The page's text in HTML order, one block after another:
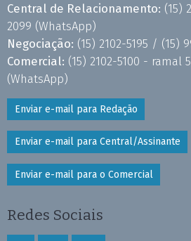
Central de Relacionamento: (15)
2099 (WhatsApp)
Negociação: (15) 2102-5195 / (15)
Comercial: (15) 2102-5100 - ramal
(WhatsApp)
Enviar e-mail para Redação
Enviar e-mail para Central/Assinante
Enviar e-mail para o Comercial
Redes Sociais